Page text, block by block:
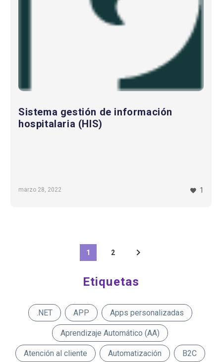
marzo 28, 2022
Sistema gestión de información
hospitalaria (HIS)
1
1 2
Etiquetas
.NET APP Apps personalizadas
Aprendizaje Automático (AA)
Atención al cliente Automatización B2C